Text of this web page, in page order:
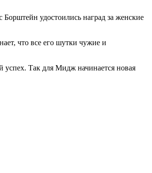
удостоились наград за женские
что все его шутки чужие и
успех. Так для Мидж начинается новая